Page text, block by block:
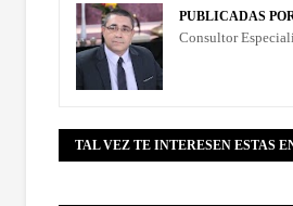
PUBLICADAS
Consultor
TAL VEZ TE INTERESEN ESTAS